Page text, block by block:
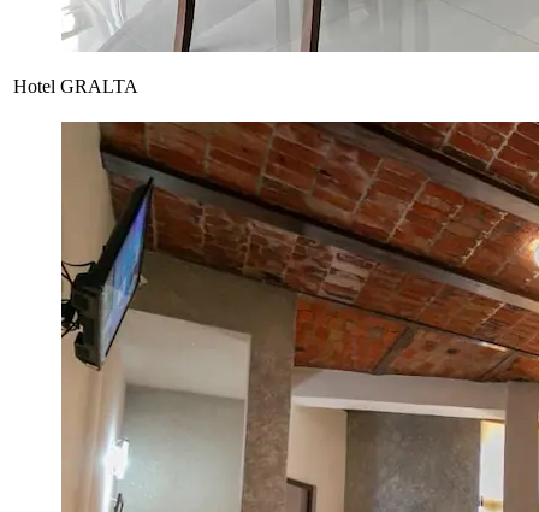
Hotel GRALTA